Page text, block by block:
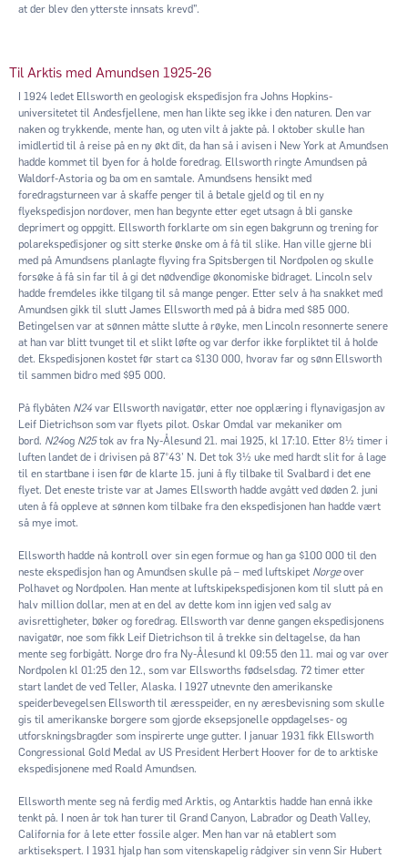
at der blev den ytterste innsats krevd”.
Til Arktis med Amundsen 1925-26
I 1924 ledet Ellsworth en geologisk ekspedisjon fra Johns Hopkins-
universitetet til Andesfjellene, men han likte seg ikke i den naturen. Den var
naken og trykkende, mente han, og uten vilt å jakte på. I oktober skulle han
imidlertid til å reise på en ny økt dit, da han så i avisen i New York at Amundsen
hadde kommet til byen for å holde foredrag. Ellsworth ringte Amundsen på
Waldorf-Astoria og ba om en samtale. Amundsens hensikt med
foredragsturneen var å skaffe penger til å betale gjeld og til en ny
flyekspedisjon nordover, men han begynte etter eget utsagn å bli ganske
deprimert og oppgitt. Ellsworth forklarte om sin egen bakgrunn og trening for
polarekspedisjoner og sitt sterke ønske om å få til slike. Han ville gjerne bli
med på Amundsens planlagte flyving fra Spitsbergen til Nordpolen og skulle
forsøke å få sin far til å gi det nødvendige økonomiske bidraget. Lincoln selv
hadde fremdeles ikke tilgang til så mange penger. Etter selv å ha snakket med
Amundsen gikk til slutt James Ellsworth med på å bidra med $85 000.
Betingelsen var at sønnen måtte slutte å røyke, men Lincoln resonnerte senere
at han var blitt tvunget til et slikt løfte og var derfor ikke forpliktet til å holde
det. Ekspedisjonen kostet før start ca $130 000, hvorav far og sønn Ellsworth
til sammen bidro med $95 000.
På flybåten N24 var Ellsworth navigatør, etter noe opplæring i flynavigasjon av
Leif Dietrichson som var flyets pilot. Oskar Omdal var mekaniker om
bord. N24og N25tok av fra Ny-Ålesund 21. mai 1925, kl 17:10. Etter 8½ timer i
luften landet de i drivisen på 87°43' N. Det tok 3½ uke med hardt slit for å lage
til en startbane i isen før de klarte 15. juni å fly tilbake til Svalbard i det ene
flyet. Det eneste triste var at James Ellsworth hadde avgått ved døden 2. juni
uten å få oppleve at sønnen kom tilbake fra den ekspedisjonen han hadde vært
så mye imot.
Ellsworth hadde nå kontroll over sin egen formue og han ga $100 000 til den
neste ekspedisjon han og Amundsen skulle på – med luftskipet Norgeover
Polhavet og Nordpolen. Han mente at luftskipekspedisjonen kom til slutt på en
halv million dollar, men at en del av dette kom inn igjen ved salg av
avisrettigheter, bøker og foredrag. Ellsworth var denne gangen ekspedisjonens
navigatør, noe som fikk Leif Dietrichson til å trekke sin deltagelse, da han
mente seg forbigått. Norge dro fra Ny-Ålesund kl 09:55 den 11. mai og var over
Nordpolen kl 01:25 den 12., som var Ellsworths fødselsdag. 72 timer etter
start landet de ved Teller, Alaska. I 1927 utnevnte den amerikanske
speiderbevegelsen Ellsworth til æresspeider, en ny æresbevisning som skulle
gis til amerikanske borgere som gjorde eksepsjonelle oppdagelses- og
utforskningsbragder som inspirerte unge gutter. I januar 1931 fikk Ellsworth
Congressional Gold Medal av US President Herbert Hoover for de to arktiske
ekspedisjonene med Roald Amundsen.
Ellsworth mente seg nå ferdig med Arktis, og Antarktis hadde han ennå ikke
tenkt på. I noen år tok han turer til Grand Canyon, Labrador og Death Valley,
California for å lete etter fossile alger. Men han var nå etablert som
arktisekspert. I 1931 hjalp han som vitenskapelig rådgiver sin venn Sir Hubert